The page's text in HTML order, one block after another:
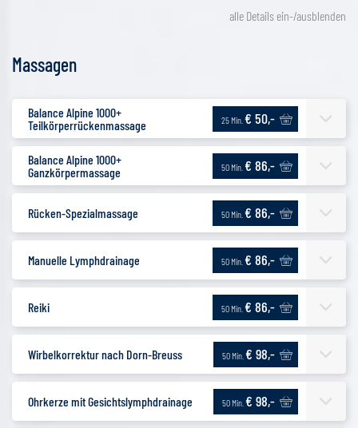
alle Details ein-/ausblenden
Massagen
Balance Alpine 1000+
Teilkörperrückenmassage
25 Min. € 50,-
Balance Alpine 1000+
Ganzkörpermassage
50 Min. € 86,-
Rücken-Spezialmassage 50 Min. € 86,-
Manuelle Lymphdrainage 50 Min. € 86,-
Reiki 50 Min. € 86,-
Wirbelkorrektur nach Dorn-Breuss 50 Min. € 98,-
Ohrkerze mit Gesichtslymphdrainage 50 Min. € 98,-